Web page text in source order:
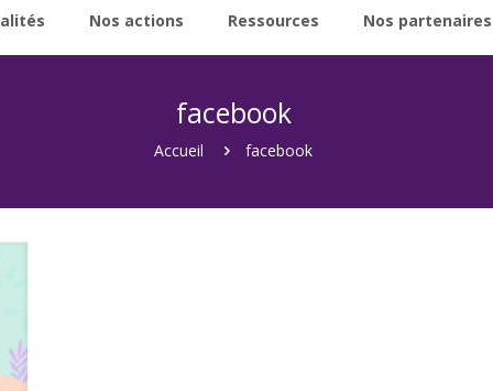
Nos actions Ressources Nos partenaires
facebook
Accueil facebook